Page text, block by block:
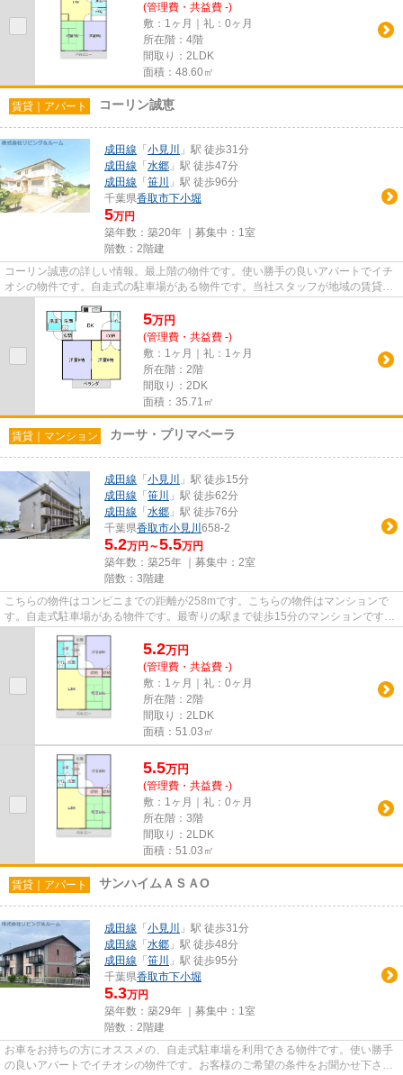
(管理費・共益費 -)
敷：1ヶ月｜礼：0ヶ月
所在階：4階
間取り：2LDK
面積：48.60㎡
賃貸｜アパート コーリン誠恵
成田線 「 小見川
」駅 徒歩31分
成田線 「 水郷 」駅 徒歩47分
成田線 「 笹川
」駅 徒歩96分
千葉県香取市下小堀
5万円
築年数：築20年 ｜募集中： 1室
階数：2階建
コーリン誠恵の詳しい情報。最上階の物件です。使い勝手の良いアパートでイチ
オシの物件です。自走式の駐車場がある物件です。当社スタッフが地域の賃貸情
5万円
(管理費・共益費 -)
敷：1ヶ月｜礼：1ヶ月
所在階：2階
間取り：2DK
面積：35.71㎡
賃貸｜マンション カーサ・プリマベーラ
成田線 「 小見川
」駅 徒歩15分
成田線 「 笹川
」駅 徒歩62分
成田線 「 水郷 」駅 徒歩76分
千葉県香取市小見川 658-2
5.2万円～5.5万円
築年数：築25年 ｜募集中： 2室
階数：3階建
こちらの物件はコンビニまでの距離が258mです。こちらの物件はマンションで
す。自走式駐車場がある物件です。最寄りの駅まで徒歩15分のマンションです。
5.2万円
(管理費・共益費 -)
敷：1ヶ月｜礼：0ヶ月
所在階：2階
間取り：2LDK
面積：51.03㎡
5.5万円
(管理費・共益費 -)
敷：1ヶ月｜礼：0ヶ月
所在階：3階
間取り：2LDK
面積：51.03㎡
賃貸｜アパート サンハイムＡＳＡO
成田線 「 小見川
」駅 徒歩31分
成田線 「 水郷 」駅 徒歩48分
成田線 「 笹川
」駅 徒歩95分
千葉県香取市下小堀
5.3万円
築年数：築29年 ｜募集中： 1室
階数：2階建
お車をお持ちの方にオススメの、自走式駐車場を利用できる物件です。使い勝手
の良いアパートでイチオシの物件です。お客様のご希望の条件をお聞かせ下さ